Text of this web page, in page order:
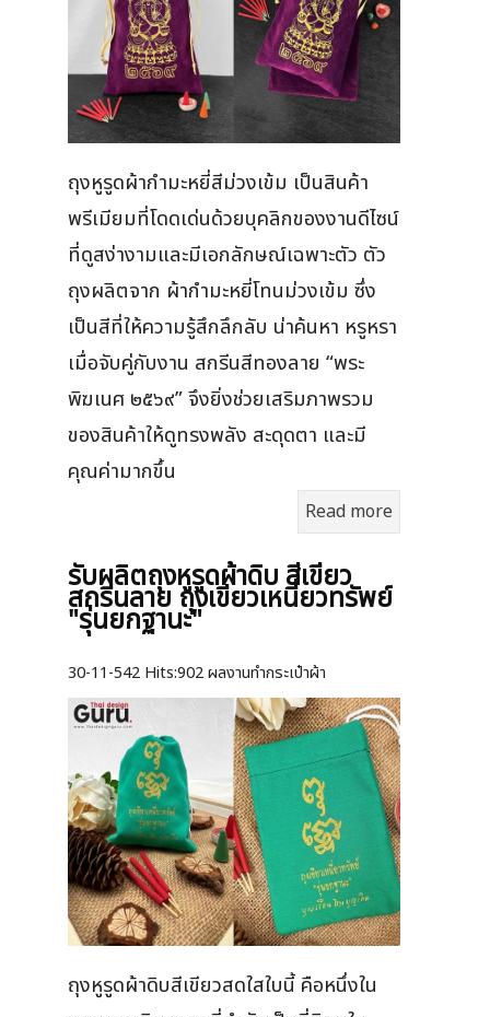
ถุงหูรูดผ้ากำมะหยี่สีม่วงเข้ม เป็นสินค้า
พรีเมียมที่โดดเด่นด้วยบุคลิกของงานดีไซน์
ที่ดูสง่างามและมีเอกลักษณ์เฉพาะตัว ตัว
ถุงผลิตจาก ผ้ากำมะหยี่โทนม่วงเข้ม ซึ่ง
เป็นสีที่ให้ความรู้สึกลึกลับ น่าค้นหา หรูหรา
เมื่อจับคู่กับงาน สกรีนสีทองลาย “พระ
พิฆเนศ ๒๕๖๙” จึงยิ่งช่วยเสริมภาพรวม
ของสินค้าให้ดูทรงพลัง สะดุดตา และมี
คุณค่ามากขึ้น
Read more
รับผลิตถุงหูรูดผ้าดิบ สีเขียว
สกรีนลาย ถุงเขียวเหนี่ยวทรัพย์
"รุ่นยกฐานะ"
30-11-542 Hits:902 ผลงานทำกระเป๋าผ้า
ถุงหูรูดผ้าดิบสีเขียวสดใสใบนี้ คือหนึ่งใน